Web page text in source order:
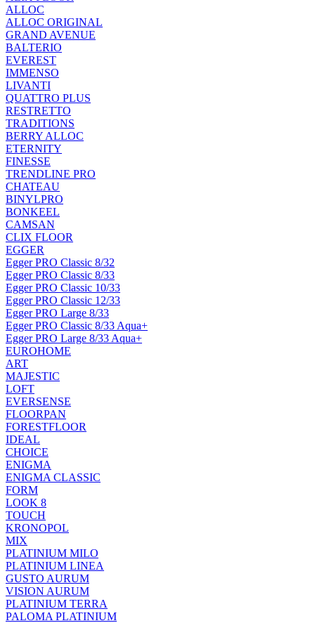
ALLOC
ALLOC ORIGINAL
GRAND AVENUE
BALTERIO
EVEREST
IMMENSO
LIVANTI
QUATTRO PLUS
RESTRETTO
TRADITIONS
BERRY ALLOC
ETERNITY
FINESSE
TRENDLINE PRO
CHATEAU
BINYLPRO
BONKEEL
CAMSAN
CLIX FLOOR
EGGER
Egger PRO Classic 8/32
Egger PRO Classic 8/33
Egger PRO Classic 10/33
Egger PRO Classic 12/33
Egger PRO Large 8/33
Egger PRO Classic 8/33 Aqua+
Egger PRO Large 8/33 Aqua+
EUROHOME
ART
MAJESTIC
LOFT
EVERSENSE
FLOORPAN
FORESTFLOOR
IDEAL
CHOICE
ENIGMA
ENIGMA CLASSIC
FORM
LOOK 8
TOUCH
KRONOPOL
MIX
PLATINIUM MILO
PLATINIUM LINEA
GUSTO AURUM
VISION AURUM
PLATINIUM TERRA
PALOMA PLATINIUM